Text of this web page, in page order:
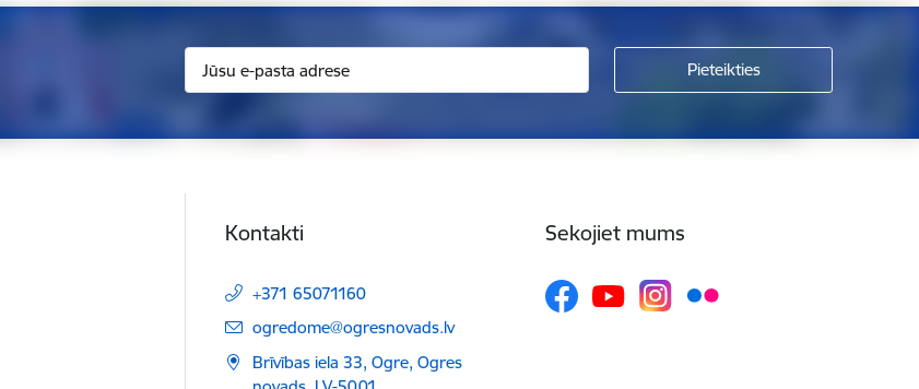
Kontakti
+371 65071160
E-pasts:
ogredome@ogresnovads.lv
Brīvības iela 33, Ogre, Ogres
Sekojiet mums